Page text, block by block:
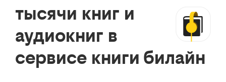
тысячи книг и
аудиокниг в
сервисе книги билайн